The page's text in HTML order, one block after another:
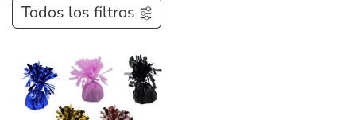
Todos los filtros